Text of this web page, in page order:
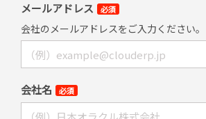
メールアドレス 必須
会社のメールアドレスをご入力ください。
会社名 必須